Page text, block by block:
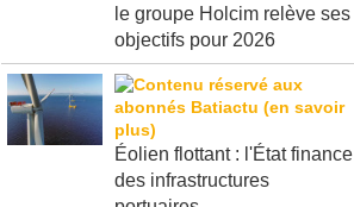
le groupe Holcim relève ses
objectifs pour 2026
Éolien flottant : l'État finance
des infrastructures